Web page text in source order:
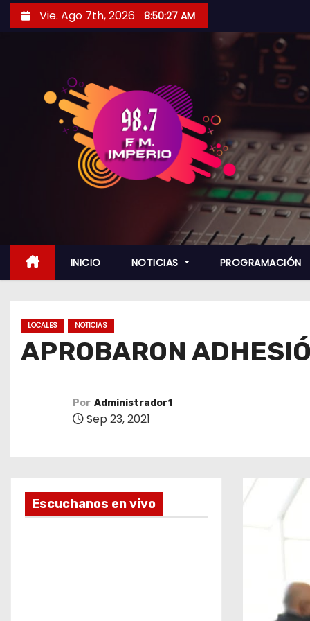
i
Vie. Ago 7th, 2026 8:50:28 AM
INICIO NOTICIAS PROGRAMACIÓN
LOCALES NOTICIAS
APROBARON
Por Administrador1
Sep 23, 2021
Escuchanos en vivo